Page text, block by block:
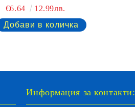
€6.64
12.99лв.
Информация за контакти: